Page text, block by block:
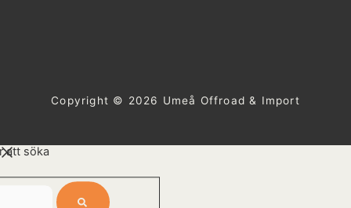
Copyright © 2026 Umeå Offroad & Import
att söka